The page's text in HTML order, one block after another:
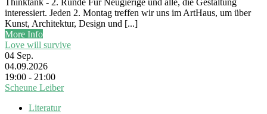
Thinktank - 2. Runde Für Neugierige und alle, die Gestaltung
interessiert. Jeden 2. Montag treffen wir uns im ArtHaus, um über
Kunst, Architektur, Design und [...]
More Info
Love will survive
04 Sep.
04.09.2026
19:00 - 21:00
Scheune Leiber
Literatur